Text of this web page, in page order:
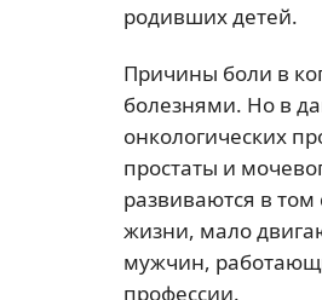
родивших детей.
Причины боли в
болезнями. Но в
онкологических
простаты и
развиваются в том
жизни, мало
мужчин,
профессии.